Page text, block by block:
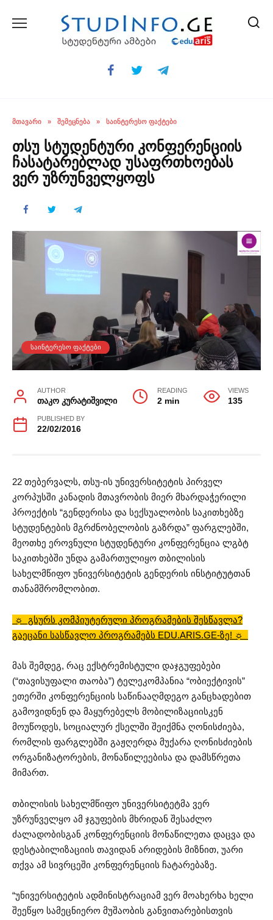
ᲛᲗᲐᲕᲐᲠᲘ » ᲨᲔᲛᲔᲪᲜᲔᲑᲐ » ᲡᲐᲘᲜᲢᲔᲠᲔᲡᲝ ᲤᲐᲥᲢᲔᲑᲘ
თსუ სტუდენტური კონფერენციის
ჩასატარებლად უსაფრთხოებას
ვერ უზრუნველყოფს
ᲡᲐᲘᲜᲢᲔᲠᲔᲡᲝ ᲤᲐᲥᲢᲔᲑᲘ
AUTHOR
თაკო კურატიშვილი
READING
2 min
VIEWS
135
PUBLISHED BY
22/02/2016
22 თებერვალს, თსუ-ის უნივერსიტეტის პირველ
კორპუსში კანადის მთავრობის მიერ მხარდაჭერილი
პროექტის “გენდერისა და სექსუალობის საკითხებზე
სტუდენტების მგრძნობელობის გაზრდა” ფარგლებში,
მეოთხე ეროვნული სტუდენტური კონფერენცია ლგბტ
საკითხებში უნდა გამართულიყო თბილისის
სახელმწიფო უნივერსიტეტის გენდერის ინსტიტუტთან
თანამშრომლობით.
☼ გსურს კომპიუტერული პროგრამების შესწავლა?
გაეცანი სასწავლო პროგრამებს EDU.ARIS.GE-ზე! ☼
მას შემდეგ, რაც ექსტრემისტული დაჯგუფებები
(“თავისუფალი თაობა”) ტელეკომპანია “ობიექტივის”
ეთერში კონფერენციის საწინააღმდეგო განცხადებით
გამოვიდნენ და მაყურებელს მობილიზაციისკენ
მოუწოდეს, სოციალურ ქსელში შეიქმნა ღონისძიება,
რომლის ფარგლებში გაჟღერდა მუქარა ღონისძიების
ორგანიზატორების, მონაწილეებისა და დამსწრეთა
მიმართ.
თბილისის სახელმწიფო უნივერსიტეტმა ვერ
უზრუნველყო ამ ჯგუფების მხრიდან შესაძლო
ძალადობისგან კონფერენციის მონაწილეთა დაცვა და
დესტაბილიზაციის თავიდან არიდების მიზნით, უარი
თქვა ამ სივრცეში კონფერენციის ჩატარებაზე.
“უნივერსიტეტის ადმინისტრაციამ ვერ მოახერხა ხელი
შეეწყო სამეცნიერო მუშაობის განვითარებისთვის